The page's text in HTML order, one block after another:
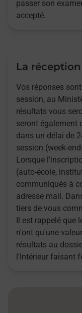
passer son
accepté.
La
Vos réponses
session, au
résultats vous
seront également
dans un délai de
session (week-
Lorsque
(auto-école,
communiqués à
adresse mail.
tiers de vous
Il est rappelé
n'ont qu'une
résultats au
l'Intérieur faisant